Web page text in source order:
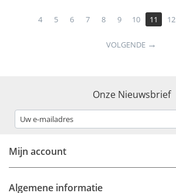
4 5 6 7 8 9 10 11 12
VOLGENDE
Onze Nieuwsbrief
Mijn account
Algemene informatie